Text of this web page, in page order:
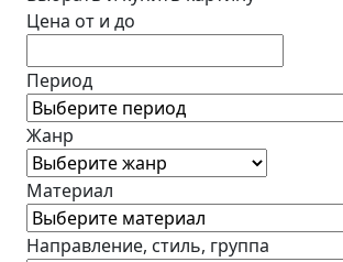
Цена от и до
Период
Жанр
Материал
Направление, стиль, группа